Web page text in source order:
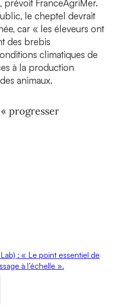
FranceAgriMer.
le cheptel devrait
car « les éleveurs ont
des brebis
climatiques de
à la production
animaux.
progresser
: « Le point essentiel de
à l’échelle ».